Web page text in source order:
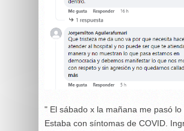
" El sábado x la mañana me pasó lo
Estaba con síntomas de COVID.